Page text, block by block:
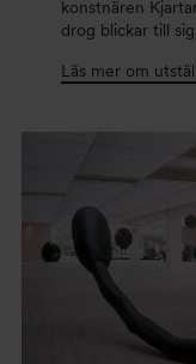
konstnären
drog blickar till
Läs mer om